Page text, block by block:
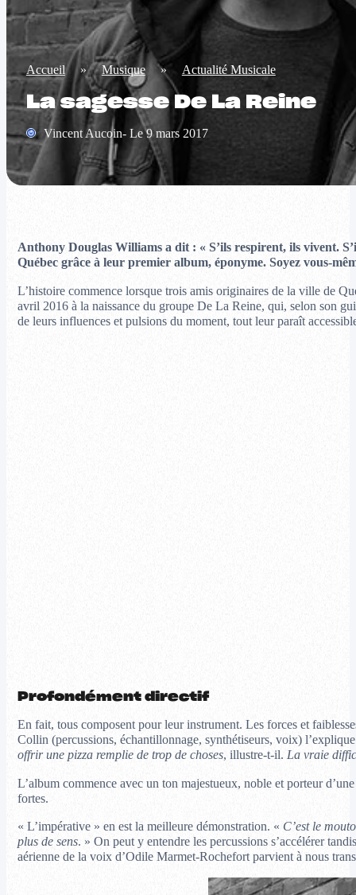
Accueil » Musique » Actualité Musicale
La sagesse De La Reine
Vincent Aucoin- Le 9 mars 2017
Anthony Douglas Williams a dit : « S’ils respirent, ils vivent.
Québec grâce à leur premier album, éponyme. Soyez vous-
L’histoire commence lorsque trois amis originaires de la ville de
avril 2016 à la naissance du groupe De La Reine, qui, selon son
de leurs influences et pulsions du moment, tout leur paraît
Profondément directif
En fait, tous composent pour leur instrument. Les forces et
Collin (percussions, échantillonnage, synthétiseurs, voix)
offrir une pizza remplie de trop de choses, illustre-t-il. La vraie
L’album commence avec un ton majestueux, noble et porteur
fortes.
« L’impérative » en est la meilleure démonstration. « C’est le
plus de sens. » On peut y entendre les percussions s’accélérer
aérienne de la voix d’Odile Marmet-Rochefort parvient à nous